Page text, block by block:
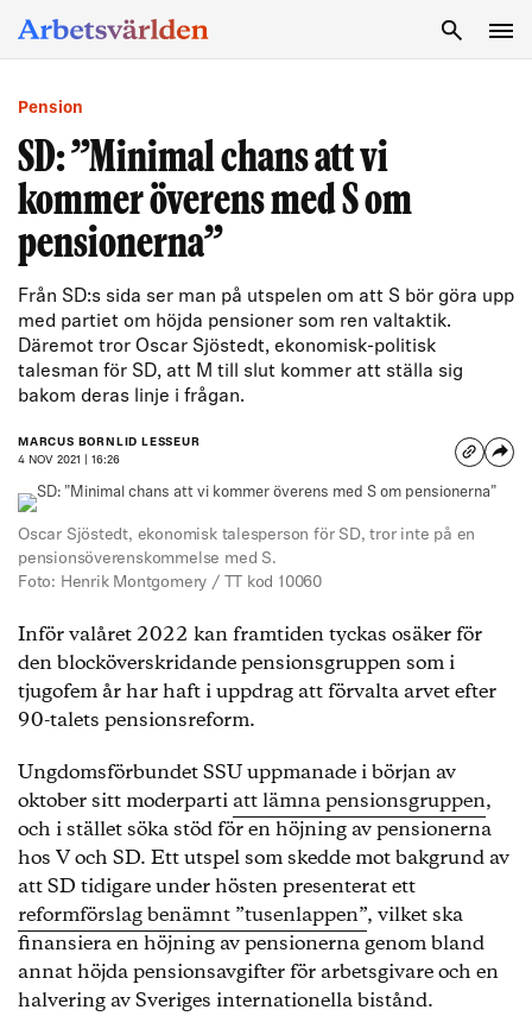
Pension
SD: ”Minimal chans att vi
kommer överens med S om
pensionerna”
Från SD:s sida ser man på utspelen om att S bör göra upp
med partiet om höjda pensioner som ren valtaktik.
Däremot tror Oscar Sjöstedt, ekonomisk-politisk
talesman för SD, att M till slut kommer att ställa sig
bakom deras linje i frågan.
MARCUS BORNLID LESSEUR
4 NOV 2021 | 16:26
Oscar Sjöstedt, ekonomisk talesperson för SD, tror inte på en
pensionsöverenskommelse med S.
Foto: Henrik Montgomery / TT kod 10060
Inför valåret 2022 kan framtiden tyckas osäker för
den blocköverskridande pensionsgruppen som i
tjugofem år har haft i uppdrag att förvalta arvet efter
90-talets pensionsreform.
Ungdomsförbundet SSU uppmanade i början av
oktober sitt moderparti att lämna pensionsgruppen,
och i stället söka stöd för en höjning av pensionerna
hos V och SD. Ett utspel som skedde mot bakgrund av
att SD tidigare under hösten presenterat ett
reformförslag benämnt ”tusenlappen”, vilket ska
finansiera en höjning av pensionerna genom bland
annat höjda pensionsavgifter för arbetsgivare och en
halvering av Sveriges internationella bistånd.